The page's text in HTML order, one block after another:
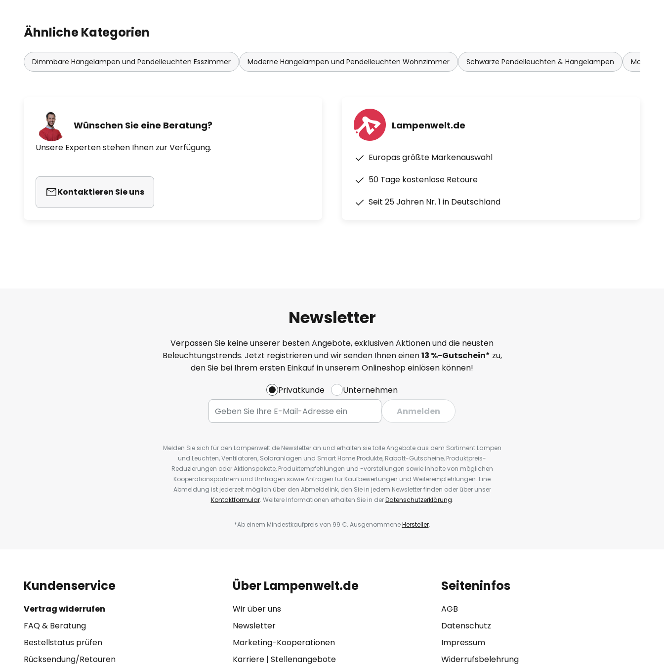
Ähnliche Kategorien
Dimmbare Hängelampen und Pendelleuchten Esszimmer Moderne Hängelampen und Pendelleuchten Wohnzimmer Schwarze Pendelleuchten & Hängelampen
Wünschen Sie eine Beratung?
Unsere Experten stehen Ihnen zur Verfügung.
Kontaktieren Sie uns
Lampenwelt.de
Europas größte Markenauswahl
50 Tage kostenlose Retoure
Seit 25 Jahren Nr. 1 in Deutschland
Newsletter
Verpassen Sie keine unserer besten Angebote, exklusiven Aktionen und die neusten
Beleuchtungstrends. Jetzt registrieren und wir senden Ihnen einen13 %-Gutschein* zu,
den Sie bei Ihrem ersten Einkauf in unserem Onlineshop einlösen können!
Privatkunde
Unternehmen
Anmelden
Melden Sie sich für den Lampenwelt.de Newsletter an und erhalten sie tolle Angebote aus dem Sortiment Lampen
und Leuchten, Ventilatoren, Solaranlagen und Smart Home Produkte, Rabatt-Gutscheine, Produktpreis-
Reduzierungen oder Aktionspakete, Produktempfehlungen und -vorstellungen sowie Inhalte von möglichen
Kooperationspartnern und Umfragen sowie Anfragen für Kaufbewertungen und Weiterempfehlungen. Eine
Abmeldung ist jederzeit möglich über den Abmeldelink, den Sie in jedem Newsletter finden oder über unser
Kontaktformular. Weitere Informationen erhalten Sie in derDatenschutzerklärung.
*Ab einem Mindestkaufpreis von 99 €. AusgenommeneHersteller.
Kundenservice
Vertrag widerrufen
FAQ & Beratung
Bestellstatus prüfen
Rücksendung/Retouren
Über Lampenwelt.de
Wir über uns
Newsletter
Marketing-Kooperationen
Karriere| Stellenangebote
Seiteninfos
AGB
Datenschutz
Impressum
Widerrufsbelehrung